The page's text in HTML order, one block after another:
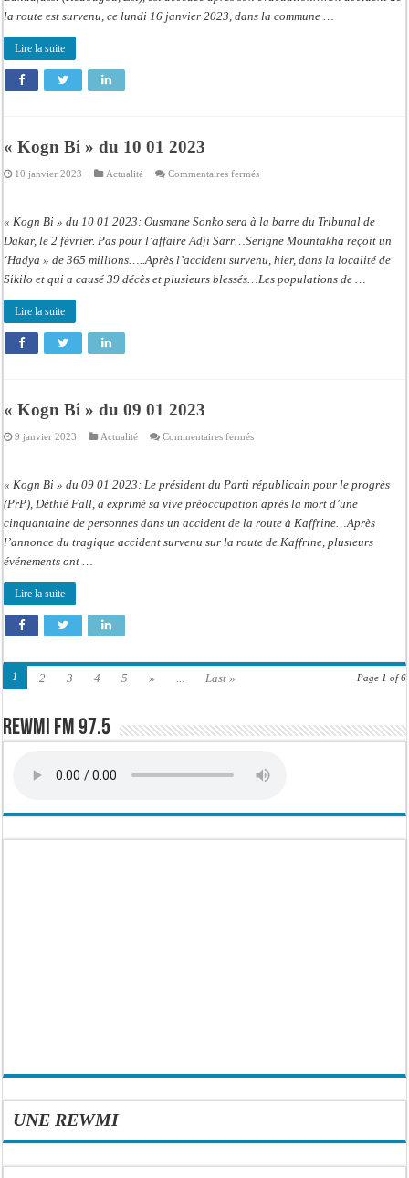
la route est survenu, ce lundi 16 janvier 2023, dans la commune …
Lire la suite
« Kogn Bi » du 10 01 2023
10 janvier 2023 Actualité Commentaires ferméssur
10
01
2023
« Kogn Bi » du 10 01 2023: Ousmane Sonko sera à la barre du Tribunal de
Dakar, le 2 février. Pas pour l’affaire Adji Sarr…Serigne Mountakha reçoit un
‘Hadya » de 365 millions…..Après l’accident survenu, hier, dans la localité de
Sikilo et qui a causé 39 décès et plusieurs blessés…Les populations de …
Lire la suite
« Kogn Bi » du 09 01 2023
9 janvier 2023 Actualité Commentaires ferméssur
09
01
2023
« Kogn Bi » du 09 01 2023: Le président du Parti républicain pour le progrès
(PrP), Déthié Fall, a exprimé sa vive préoccupation après la mort d’une
cinquantaine de personnes dans un accident de la route à Kaffrine…Après
l’annonce du tragique accident survenu sur la route de Kaffrine, plusieurs
événements ont …
Lire la suite
Page 1 of 6
1 2 3 4 5 » ... Last »
Rewmi FM 97.5
UNE REWMI